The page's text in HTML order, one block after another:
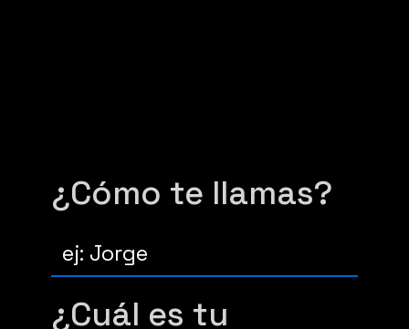
¿Cómo te llamas?
¿Cuál es tu